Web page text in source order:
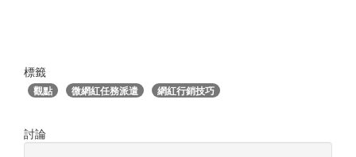
標籤
觀點 微網紅任務派遣 網紅行銷技巧
討論